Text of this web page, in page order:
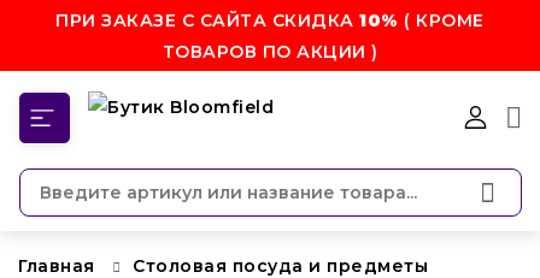
ПРИ ЗАКАЗЕ С САЙТА СКИДКА10% ( КРОМЕ
ТОВАРОВ ПО АКЦИИ )
Главная
Столовая посуда и предметы